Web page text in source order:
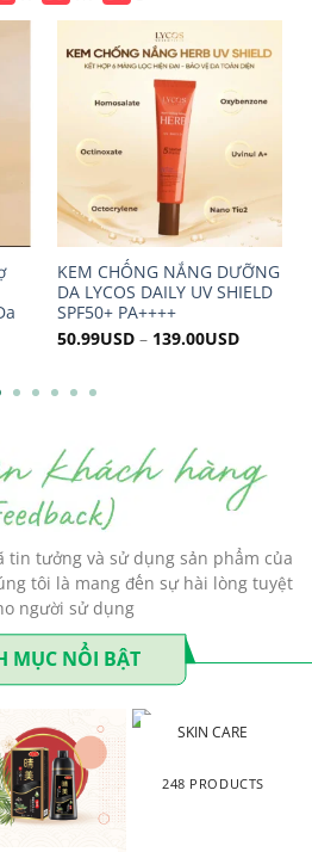
NẮNG DƯỠNG
DAILY UV SHIELD
PA++++
139.00USD
Tẩy da chết BHA
Peeling Pad
59.99USD
tin tưởng và sử dụng sản phẩm của
tôi là mang đến sự hài lòng tuyệt
người sử dụng
MỤC NỔI BẬT
SKIN CARE
248 PRODUCTS